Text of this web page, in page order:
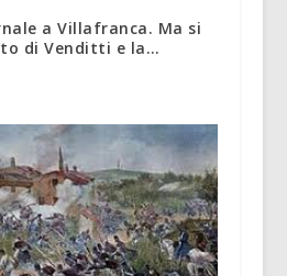
a Villafranca. Ma si
di Venditti e la…